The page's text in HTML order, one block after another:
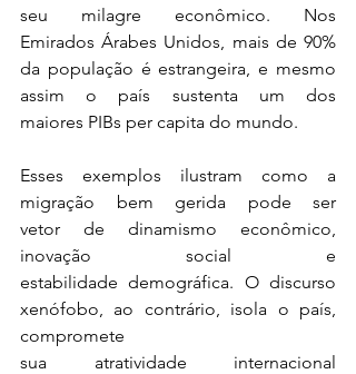
seu milagre econômico. Nos
Emirados Árabes Unidos, mais de 90%
da população é estrangeira, e mesmo
assim o país sustenta um dos
maiores PIBs per capita do mundo.
Esses exemplos ilustram como a
migração bem gerida pode ser
vetor de dinamismo econômico,
inovação social e
estabilidade demográfica. O discurso
xenófobo, ao contrário, isola o país,
compromete
sua atratividade internacional